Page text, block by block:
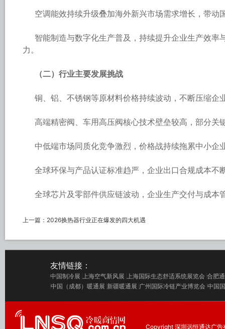
空调能效持续升级叠加海外新兴市场需求增长，带动
智能制造与数字化生产普及，持续提升企业生产效率
力。
（二）行业主要发展挑战
铜、铝、不锈钢等原材料价格持续波动，不断压缩企
高端精密阀、车用高压阀核心技术壁垒较高，部分关
中低端市场同质化竞争激烈，价格战持续拖累中小企
全球环保与产品认证标准趋严，企业出口合规成本不
全球芯片及零部件供应链波动，企业生产交付与成本
上一篇： 2026换热器行业正在爆发的四大机遇
友情链接：
中国制冷展 上海空气新风展 上海国际生态舒适系统展览会 合肥
中国（成都）暖通展 新疆暖通展 广州国际冷链产业博览会 中国
Copyright 深圳远恒通达广告